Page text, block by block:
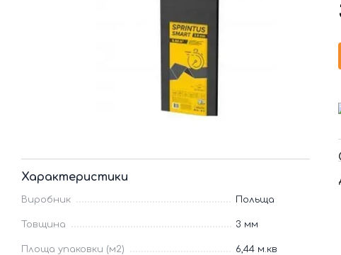
Характеристики
Виробник Польща
Товщина 3 мм
Площа упаковки (м2) 6,44 м.кв